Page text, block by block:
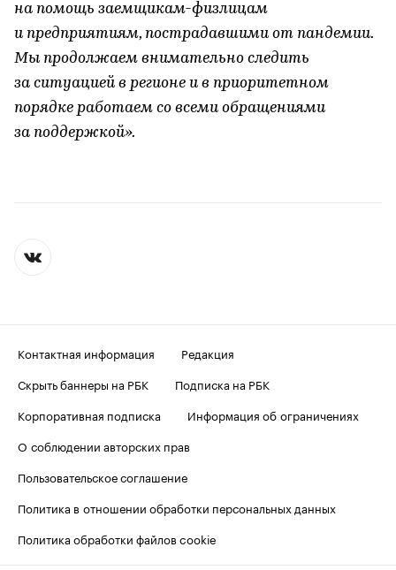
на помощь заемщикам-физлицам
и предприятиям, пострадавшими от пандемии.
Мы продолжаем внимательно следить
за ситуацией в регионе и в приоритетном
порядке работаем со всеми обращениями
за поддержкой».
Контактная информация
Редакция
Скрыть баннеры на РБК
Подписка на РБК
Корпоративная подписка
Информация об ограничениях
О соблюдении авторских прав
Пользовательское соглашение
Политика в отношении обработки персональных данных
Политика обработки файлов cookie